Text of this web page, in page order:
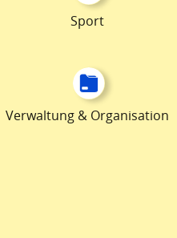
Sport
Verwaltung & Organisation